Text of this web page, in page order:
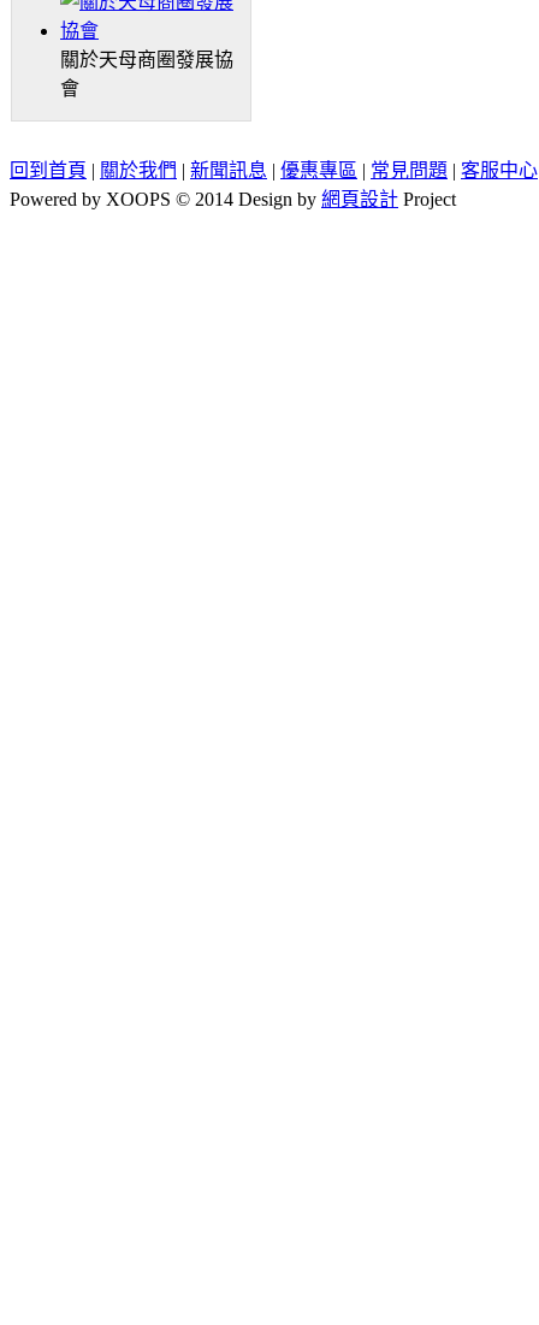
關於天母商圈發展協
會
回到首頁 | 關於我們 | 新聞訊息 | 優惠專區 | 常見問題 | 客服中心
Powered by XOOPS © 2014 Design by 網頁設計 Project